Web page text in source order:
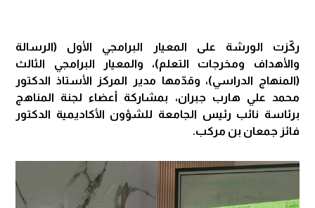
ركّزت الورشة على المعيار البرامجي الأول (الرسالة
والأهداف ومخرجات التعلم)، والمعيار البرامجي الثالث
(المنهاج الدراسي)، وقدّمها مدير المركز الأستاذ الدكتور
محمد علي هارب جبران، بمشاركة أعضاء لجنة المناهج
برئاسة نائب رئيس الجامعة للشؤون الأكاديمية الدكتور
فائز جمعان بن مركب.